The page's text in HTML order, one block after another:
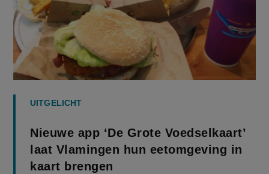
UITGELICHT
Nieuwe app ‘De Grote Voedselkaart’
laat Vlamingen hun eetomgeving in
kaart brengen